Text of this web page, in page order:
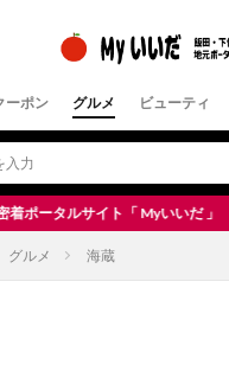
ーポン グルメ ビューティ
ルサイト「 Myいいだ 」
グルメ 海蔵